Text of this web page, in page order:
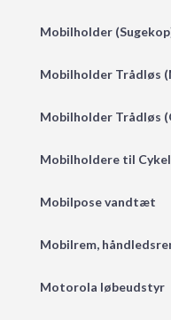
Mobilholder
Mobilholder Trådløs
Mobilholder Trådløs
Mobilholdere til Cykel
Mobilpose vandtæt
Mobilrem,
Motorola løbeudstyr